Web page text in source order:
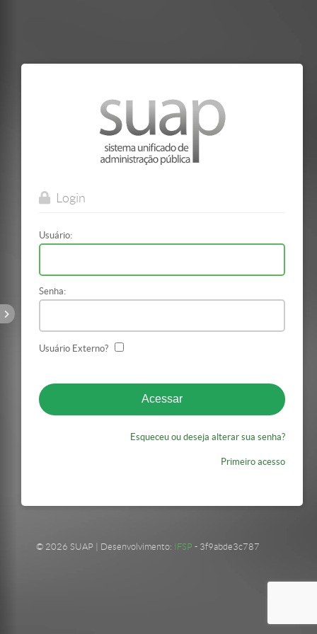
Login
Usuário:
Senha:
Usuário Externo?
Esqueceu ou deseja alterar sua senha?
Primeiro acesso
© 2026 SUAP | Desenvolvimento: IFSP - 3f9abde3c787